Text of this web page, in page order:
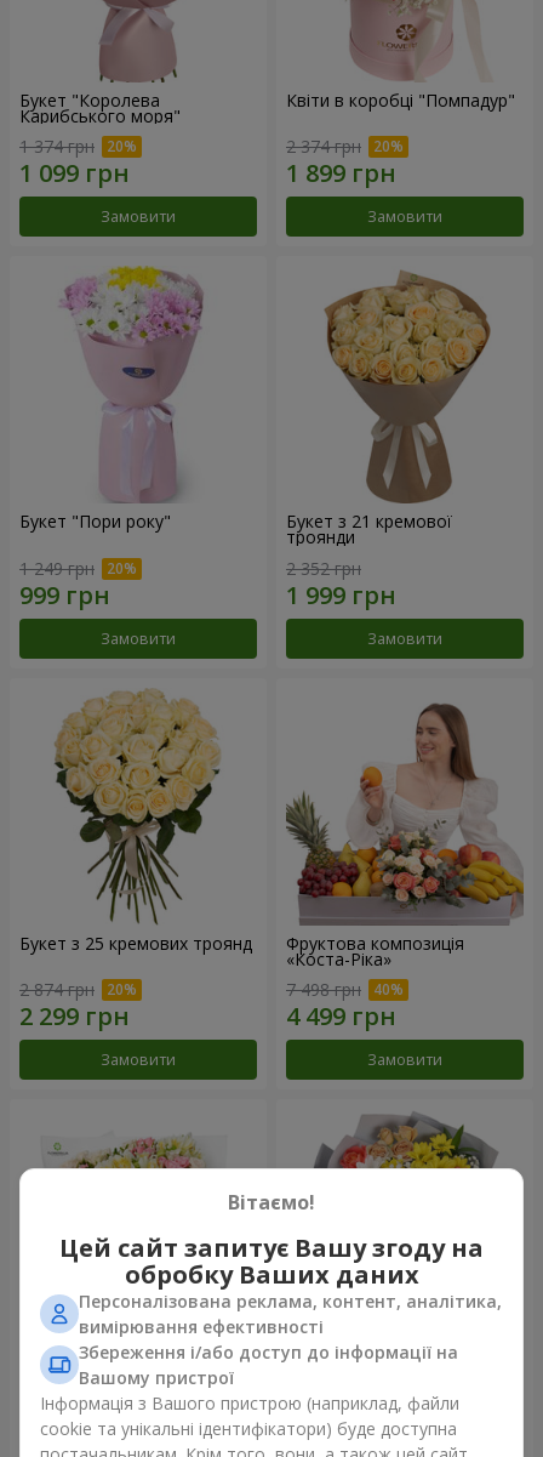
Букет "Королева
Карибського моря"
1 374 грн
Замовити
Квіти в коробці "Помпадур"
2 374 грн
Замовити
Букет "Пори року"
1 249 грн
Замовити
Букет з 21 кремової
троянди
2 352 грн
Замовити
Букет з 25 кремових троянд
2 874 грн
Замовити
Фруктова композиція
«Коста-Ріка»
7 498 грн
Замовити
Букет "Хрещатик"
4 427 грн
Букет "Ми та літо"
1 732 грн
Вітаємо!
Цей сайт запитує Вашу згоду на
обробку Ваших даних
Персоналізована реклама, контент, аналітика,
вимірювання ефективності
Збереження і/або доступ до інформації на
Вашому пристрої
Інформація з Вашого пристрою (наприклад, файли
cookie та унікальні ідентифікатори) буде доступна